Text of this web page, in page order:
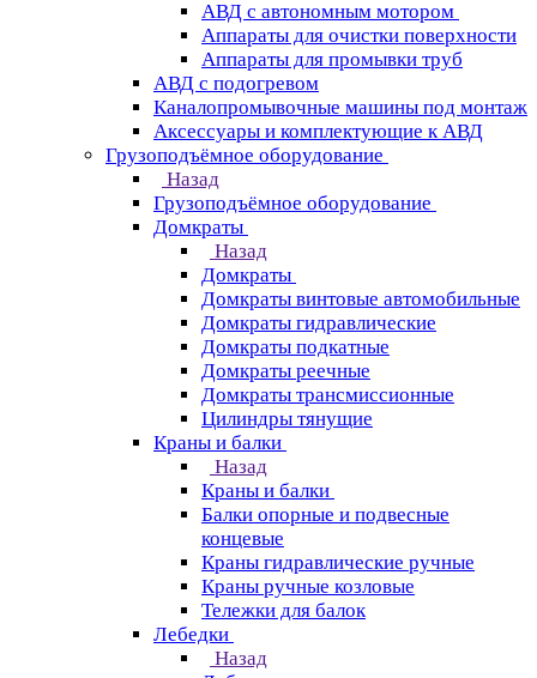
АВД с автономным мотором
Аппараты для очистки поверхности
Аппараты для промывки труб
АВД с подогревом
Каналопромывочные машины под монтаж
Аксессуары и комплектующие к АВД
Грузоподъёмное оборудование
Назад
Грузоподъёмное оборудование
Домкраты
Назад
Домкраты
Домкраты винтовые автомобильные
Домкраты гидравлические
Домкраты подкатные
Домкраты реечные
Домкраты трансмиссионные
Цилиндры тянущие
Краны и балки
Назад
Краны и балки
Балки опорные и подвесные
концевые
Краны гидравлические ручные
Краны ручные козловые
Тележки для балок
Лебедки
Назад